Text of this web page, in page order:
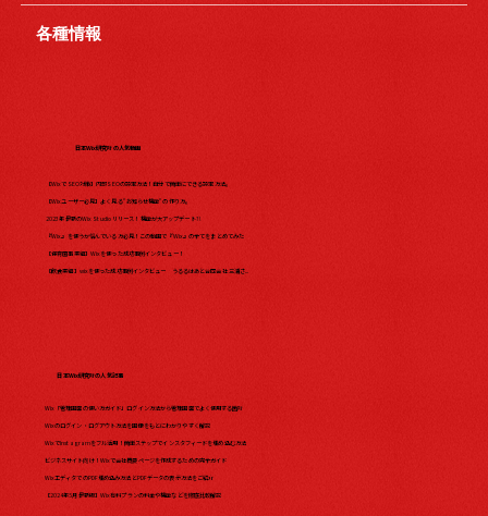
日本Wix研究所の人気動画
【WixでSEO対策】内部SEOの設定方法！自分で簡単にできる設定方法。
【Wixユーザー必見】よく見る"お知らせ機能"の作り方。
2023年最新のWix Studio リリース！機能が大アップデート?!
『Wix』を使うか悩んでいる方必見！この動画で『Wix』の全てをまとめてみた​
【保育園事業編】Wixを使った成功事例インタビュー！
【飲食業編】wixを使った成功事例インタビュー うるるはあと合同会社 三浦さ...
日本Wix研究所の人気記事
Wix「管理画面の使い方ガイド」ログイン方法から管理画面でよく使用する箇所
Wixのログイン・ログアウト方法を画像をもとにわかりやすく解説
WixでInstagramをフル活用！簡単ステップでインスタフィードを埋め込む方法
ビジネスサイト向け！Wixで会社概要ページを作成するための完全ガイド
WixエディタでのPDF埋め込み方法とPDFデータの表示方法をご紹介
【2024年5月最新版】Wix有料プランの料金や機能などを徹底比較解説
各種情報